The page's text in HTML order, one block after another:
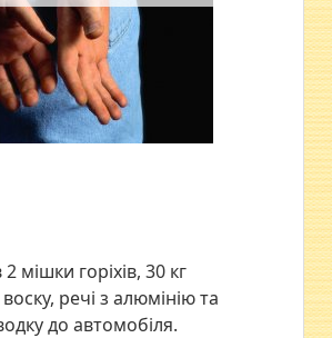
мішки горіхів, 30 кг
речі з алюмінію та
до автомобіля.